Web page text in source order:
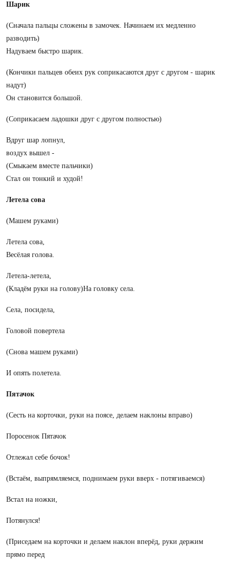
Шарик
(Сначала пальцы сложены в замочек. Начинаем их медленно
разводить)
Надуваем быстро шарик.
(Кончики пальцев обеих рук соприкасаются друг с другом - шарик
надут)
Он становится большой.
(Соприкасаем ладошки друг с другом полностью)
Вдруг шар лопнул,
воздух вышел -
(Смыкаем вместе пальчики)
Стал он тонкий и худой!
Летела сова
(Машем руками)
Летела сова,
Весёлая голова.
Летела-летела,
(Кладём руки на голову)На головку села.
Села, посидела,
Головой повертела
(Снова машем руками)
И опять полетела.
Пятачок
(Сесть на корточки, руки на поясе, делаем наклоны вправо)
Поросенок Пятачок
Отлежал себе бочок!
(Встаём, выпрямляемся, поднимаем руки вверх - потягиваемся)
Встал на ножки,
Потянулся!
(Приседаем на корточки и делаем наклон вперёд, руки держим
прямо перед